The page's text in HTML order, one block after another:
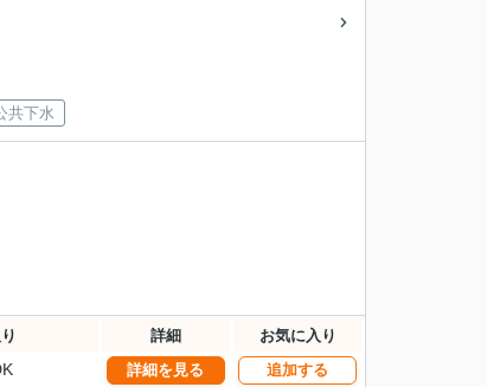
共下水
詳細 お気に入り
詳細を見る 追加する